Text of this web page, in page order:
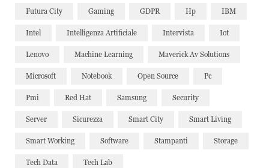
Futura City Gaming GDPR Hp IBM
Intel Intelligenza Artificiale Intervista Iot
Lenovo Machine Learning Maverick Av Solutions
Microsoft Notebook Open Source Pc
Pmi Red Hat Samsung Security
Server Sicurezza Smart City Smart Living
Smart Working Software Stampanti Storage
Tech Data Tech Lab